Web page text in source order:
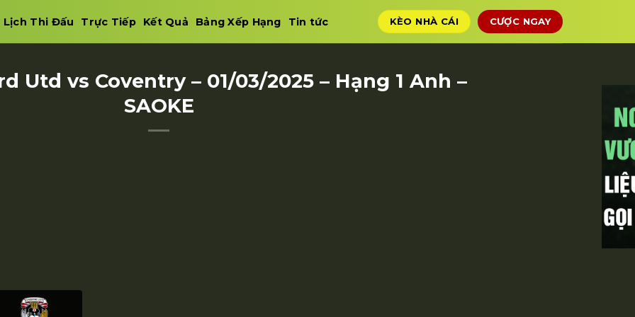
Lịch Thi Đấu Trực Tiếp Kết Quả Bảng Xếp Hạng Tin tức KÈO NHÀ CÁI CƯỢC NGAY
Utd vs Coventry – 01/03/2025 – Hạng 1 Anh –
SAOKE